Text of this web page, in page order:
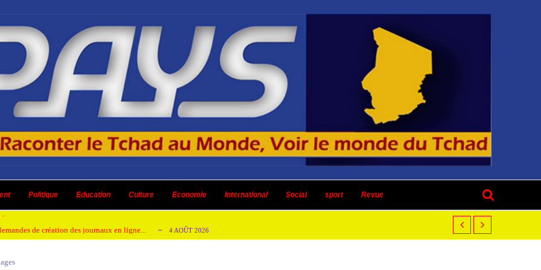
Politique Education Culture Economie International Social sport Revue
AOÛT 2026
honorer son ancien leader 2 AOÛT 2026
de création des journaux en ligne... 4 AOÛT 2026
un dividende ni une quelconque plus-...